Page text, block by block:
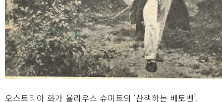
오스트리아 화가 율리우스 슈미트의 ‘산책하는 베토벤’.